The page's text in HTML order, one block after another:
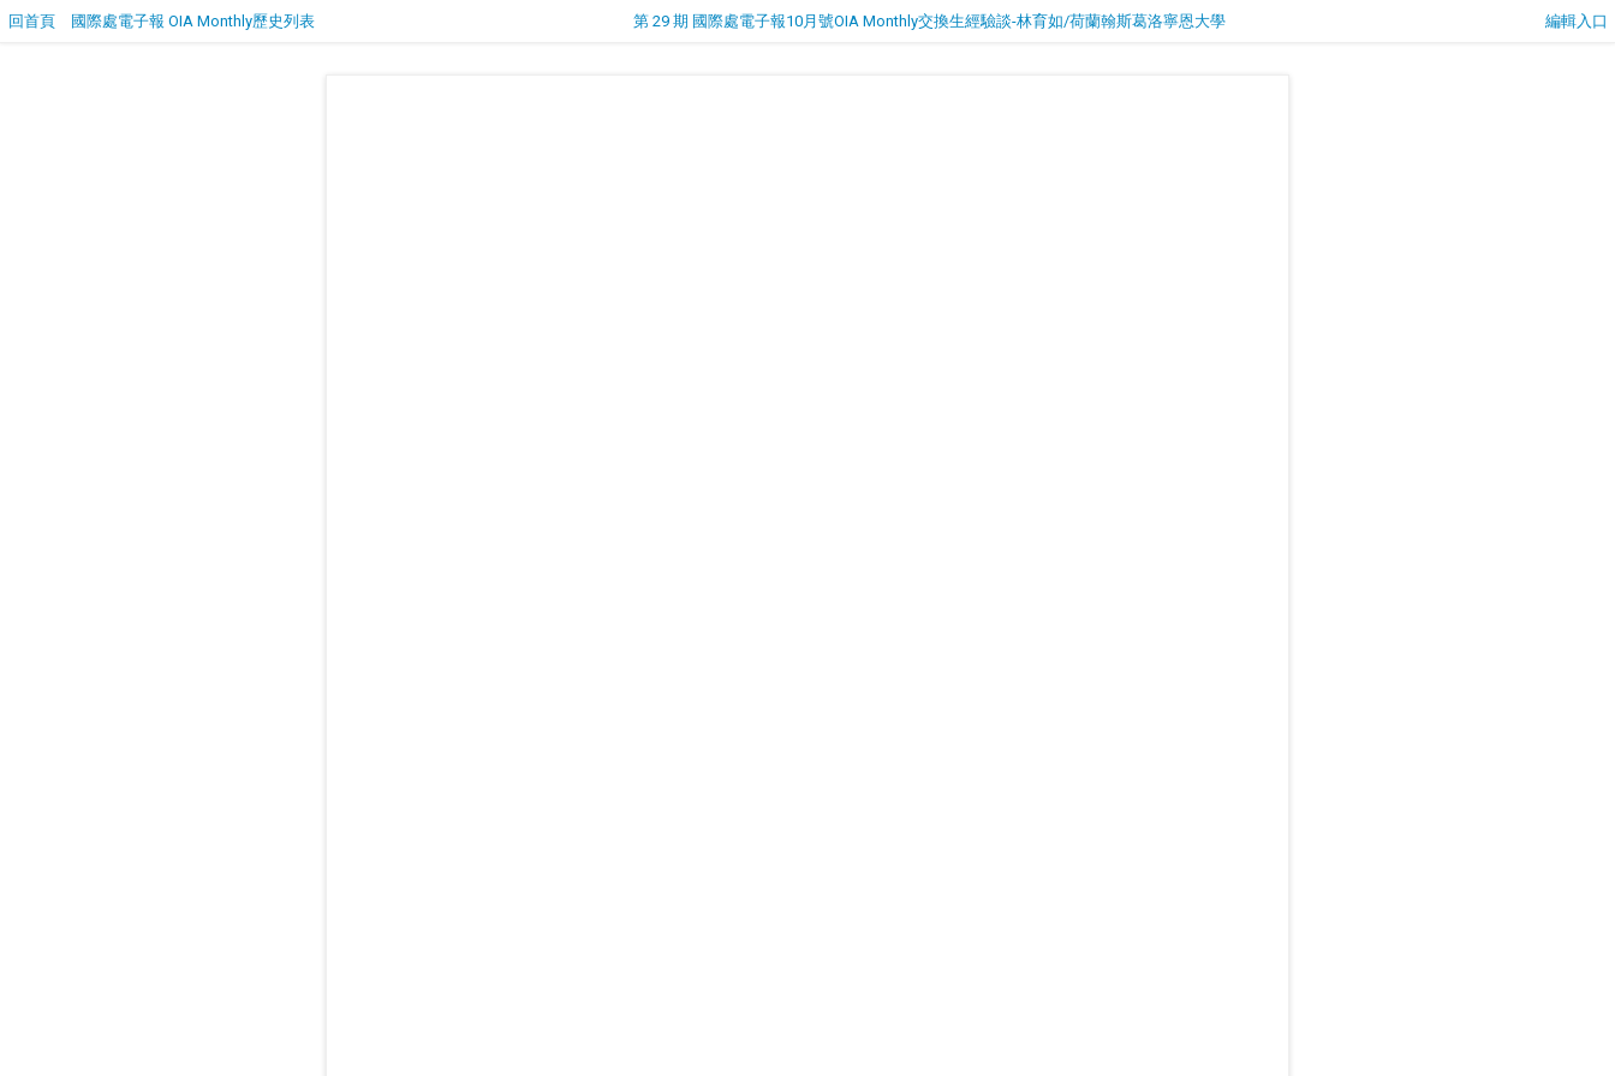
回首頁 國際處電子報 OIA Monthly歷史列表 第 29 期 國際處電子報10月號OIA Monthly交換生經驗談-林育如/荷蘭翰斯葛洛寧恩大學 編輯入口